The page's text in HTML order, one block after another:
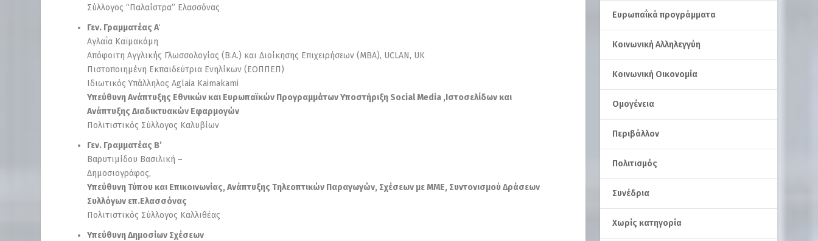
Σύλλογος “Παλαίστρα” Ελασσόνας
Γεν. Γραμματέας Α‘
Αγλαΐα Καϊμακάμη
Απόφοιτη Αγγλικής Γλωσσολογίας (B.A.) και Διοίκησης Επιχειρήσεων (MBA), UCLAN, UK
Πιστοποιημένη Εκπαιδεύτρια Ενηλίκων (ΕΟΠΠΕΠ)
Ιδιωτικός Υπάλληλος Aglaia Kaimakami
Υπεύθυνη Ανάπτυξης Εθνικών και Ευρωπαϊκών Προγραμμάτων Υποστήριξη Social Media ,Iστοσελίδων και
Ανάπτυξης Διαδικτυακών Εφαρμογών
Πολιτιστικός Σύλλογος Καλυβίων
Γεν. Γραμματέας Β’
Βαρυτιμίδου Βασιλική –
Δημοσιογράφος,
Υπεύθυνη Τύπου και Επικοινωνίας, Ανάπτυξης Τηλεοπτικών Παραγωγών, Σχέσεων με ΜΜΕ, Συντονισμού Δράσεων
Συλλόγων επ.Ελασσόνας
Πολιτιστικός Σύλλογος Καλλιθέας
Υπεύθυνη Δημοσίων Σχέσεων
Ευρωπαΐκά προγράμματα
Κοινωνική Αλληλεγγύη
Κοινωνική Οικονομία
Ομογένεια
Περιβάλλον
Πολιτισμός
Συνέδρια
Χωρίς κατηγορία